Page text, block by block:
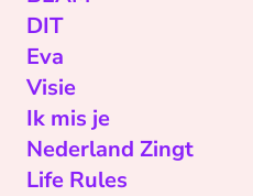
DIT
Eva
Visie
Ik mis je
Nederland Zingt
Life Rules